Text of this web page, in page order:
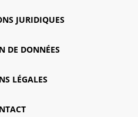
JURIDIQUES
DE DONNÉES
LÉGALES